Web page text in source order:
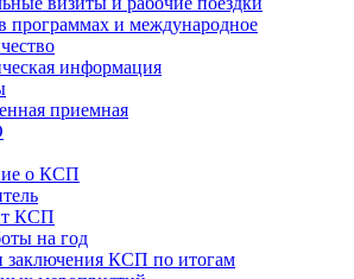
программах и международное
информация
приемная
о КСП
КСП
на год
заключения КСП по итогам